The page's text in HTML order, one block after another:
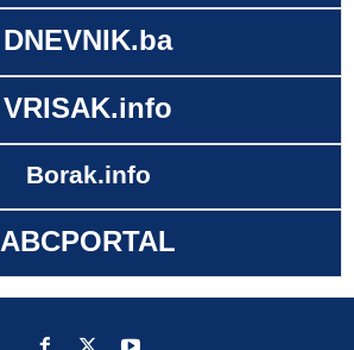
DNEVNIK.ba
VRISAK.info
Borak.info
ABCPORTAL